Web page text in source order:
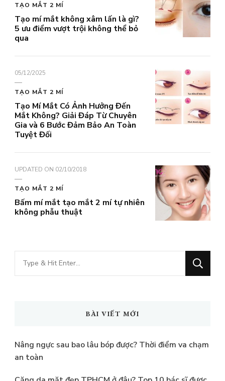
TẠO MẮT 2 MÍ
Tạo mí mắt không xâm lấn là gì?
5 ưu điểm vượt trội không thể bỏ
qua
05/12/2025
TẠO MẮT 2 MÍ
Tạo Mí Mắt Có Ảnh Hưởng Đến
Mắt Không? Giải Đáp Từ Chuyên
Gia và 6 Bước Đảm Bảo An Toàn
Tuyệt Đối
UPDATED ON 02/10/2018
TẠO MẮT 2 MÍ
Bấm mí mắt tạo mắt 2 mí tự nhiên
không phẫu thuật
Bạn
muốn
BÀI VIẾT MỚI
Nâng ngực sau bao lâu bóp được? Thời điểm va chạm
an toàn